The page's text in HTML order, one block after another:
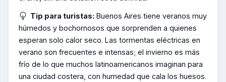
Tip para turistas: Buenos Aires tiene veranos muy
húmedos y bochornosos que sorprenden a quienes
esperan solo calor seco. Las tormentas eléctricas en
verano son frecuentes e intensas; el invierno es más
frío de lo que muchos latinoamericanos imaginan para
una ciudad costera, con humedad que cala los huesos.